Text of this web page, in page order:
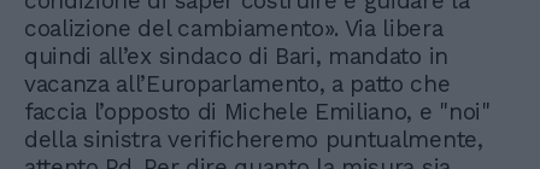
coalizione del cambiamento». Via libera
quindi all’ex sindaco di Bari, mandato in
vacanza all’Europarlamento, a patto che
faccia l’opposto di Michele Emiliano, e "noi"
della sinistra verificheremo puntualmente,